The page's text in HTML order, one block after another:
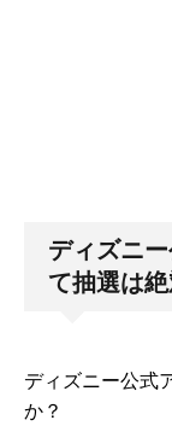
ディズニ
て抽選は絶
ディズニー公式
か？